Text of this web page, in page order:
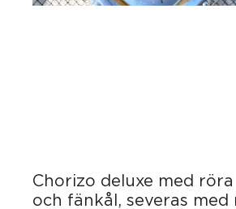
Chorizo deluxe med
och fänkål, severas med